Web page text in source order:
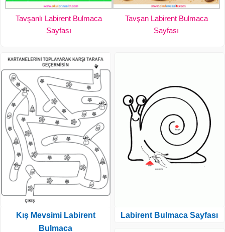
Tavşanlı Labirent Bulmaca
Sayfası
Tavşan Labirent Bulmaca
Sayfası
Kış Mevsimi Labirent
Bulmaca
Labirent Bulmaca Sayfası